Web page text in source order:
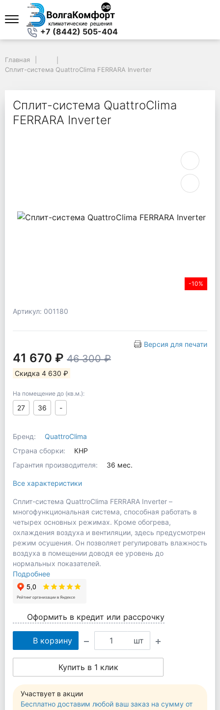
+7 (8442) 505-404
Сплит-система QuattroClima FERRARA Inverter
Главная
Сплит-система QuattroClima FERRARA Inverter
Сплит-система QuattroClima
FERRARA Inverter
-10%
Артикул: 001180
Версия для печати
41 670 ₽ 46 300 ₽
Скидка 4 630 ₽
На помещение до (кв.м.):
27 36 -
Бренд:
QuattroClima
Страна сборки:
КНР
Гарантия производителя:
36 мес.
Все характеристики
Сплит-система QuattroClima FERRARA Inverter –
многофункциональная система, способная работать в
четырех основных режимах. Кроме обогрева,
охлаждения воздуха и вентиляции, здесь предусмотрен
режим осушения. Он позволяет регулировать влажность
воздуха в помещении доводя ее уровень до
нормальных показателей.
Подробнее
Оформить в кредит или рассрочку
В корзину шт
Купить в 1 клик
Участвует в акции
Бесплатно доставим любой ваш заказ на сумму от